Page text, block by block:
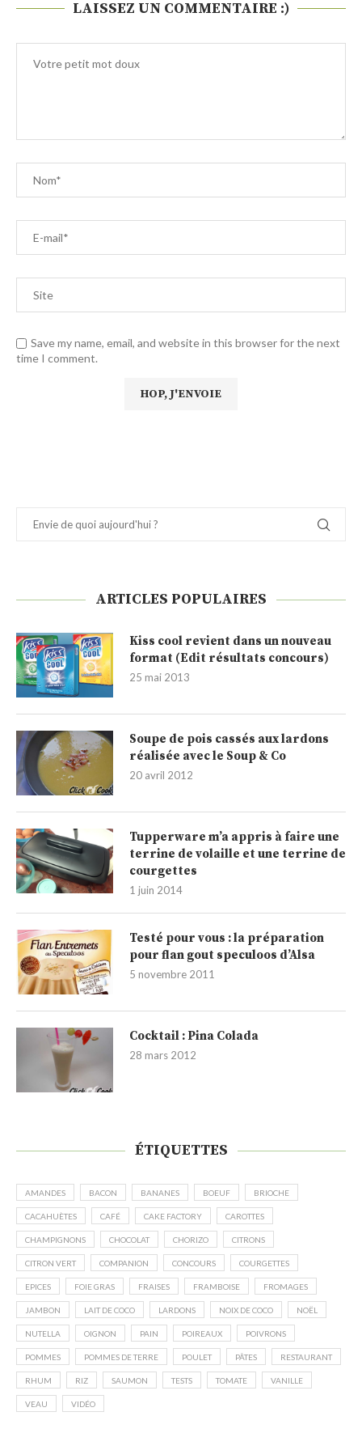
LAISSEZ UN COMMENTAIRE :)
Save my name, email, and website in this browser for the next
time I comment.
ARTICLES POPULAIRES
Kiss cool revient dans un nouveau
format (Edit résultats concours)
25 mai 2013
Soupe de pois cassés aux lardons
réalisée avec le Soup & Co
20 avril 2012
Tupperware m’a appris à faire une
terrine de volaille et une terrine de
courgettes
1 juin 2014
Testé pour vous : la préparation
pour flan gout speculoos d’Alsa
5 novembre 2011
Cocktail : Pina Colada
28 mars 2012
ÉTIQUETTES
AMANDES BACON BANANES BOEUF BRIOCHE
CACAHUÈTES CAFÉ CAKE FACTORY CAROTTES
CHAMPIGNONS CHOCOLAT CHORIZO CITRONS
CITRON VERT COMPANION CONCOURS COURGETTES
EPICES FOIE GRAS FRAISES FRAMBOISE FROMAGES
JAMBON LAIT DE COCO LARDONS NOIX DE COCO NOËL
NUTELLA OIGNON PAIN POIREAUX POIVRONS
POMMES POMMES DE TERRE POULET PÂTES RESTAURANT
RHUM RIZ SAUMON TESTS TOMATE VANILLE
VEAU VIDÉO